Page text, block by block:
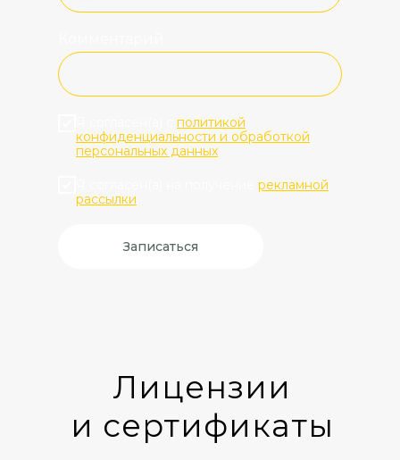
политикой
конфиденциальности и обработкой
персональных данных
рекламной
рассылки
Записаться
Лицензии
и сертификаты